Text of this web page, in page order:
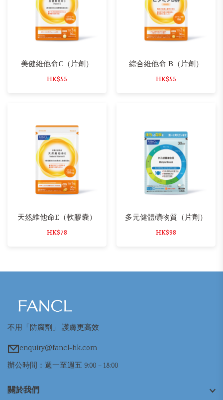
美健維他命C（片劑）
HK$55
綜合維他命 B（片劑）
HK$55
天然維他命E（軟膠囊）
HK$78
多元健體礦物質（片劑）
HK$98
不用「防腐劑」 護膚更高效
enquiry@fancl-hk.com
辦公時間：週一至週五 9:00 – 18:00
關於我們